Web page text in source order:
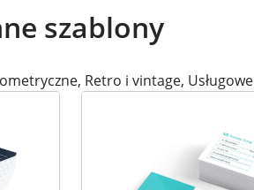
szablony
, Retro i vintage, Usługowe